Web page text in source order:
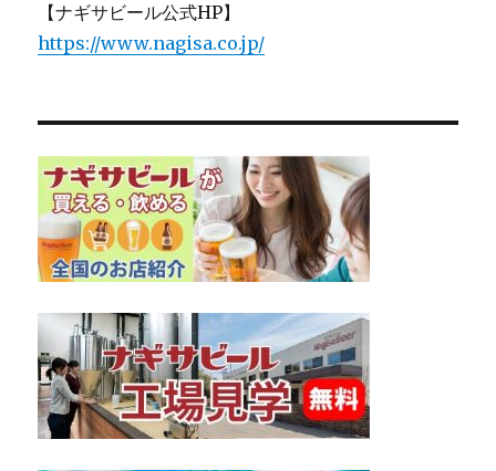
【ナギサビール公式HP】
https://www.nagisa.co.jp/